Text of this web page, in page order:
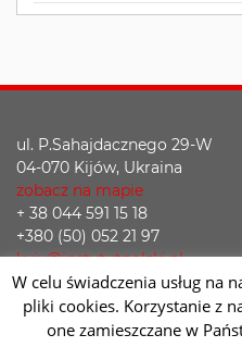
ul. P.Sahajdacznego 29-W
04-070 Kijów, Ukraina
zobacz na mapie
+ 38 044 591 15 18
+380 (50) 052 21 97
kyiv@instytutpolski.pl
Deklaracja dostępności
W celu świadczenia usług na
pliki cookies. Korzystanie z
one zamieszczane w